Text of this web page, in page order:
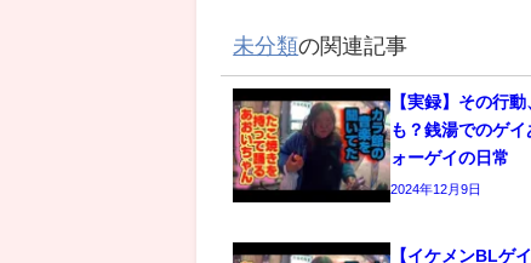
未分類の関連記事
【実録】その行
も？銭湯でのゲ
ォーゲイの日常
2024年12月9日
【イケメンBLゲ